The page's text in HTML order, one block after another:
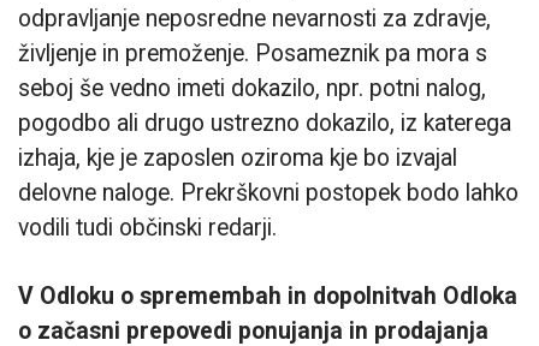
odpravljanje neposredne nevarnosti za zdravje,
življenje in premoženje. Posameznik pa mora s
seboj še vedno imeti dokazilo, npr. potni nalog,
pogodbo ali drugo ustrezno dokazilo, iz katerega
izhaja, kje je zaposlen oziroma kje bo izvajal
delovne naloge. Prekrškovni postopek bodo lahko
vodili tudi občinski redarji.
V Odloku o spremembah in dopolnitvah Odloka
o začasni prepovedi ponujanja in prodajanja